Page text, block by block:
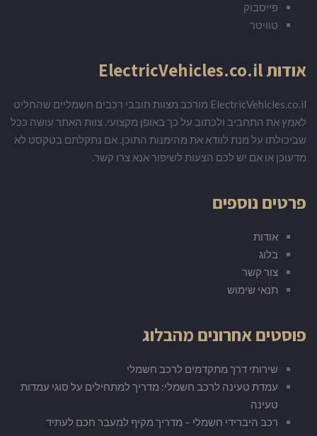
פייסבוק
טוויטר
אודות ElectricVehicles.co.il
ElectricVehicles.co.il מורכב מצוות חובבי רכבים חשמליים שהחליט
לאמץ את התחביב ולכתוב על כך באופן מקצועי. צוות האתר עושה ככל
שביכולתו על מנת לוודא את מהימנות התוכן. אם נתקלתם בטקסט לא
מדעוכן או אם יש לכם הצעות לשיפור אנא צרו קשר.
פרטים נוספים
אודות
בלוג
צור קשר
תנאי שימוש
פוסטים אחרונים מהבלוג
שירותי דרך מתקדמים לרכב חשמלי
עמדת טעינה לרכב חשמלי: מדריך למתחילים על סוגי עמדות
טעינה
רכב היברידי חשמלי – מדריך מקיף למעבר חכם לעתיד